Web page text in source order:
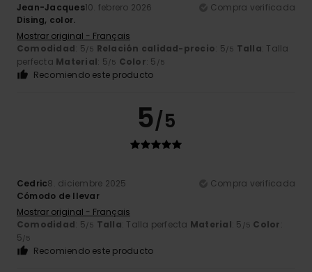
Jean-Jacques10. febrero 2026
Compra verificada
Dising, color.
Mostrar original - Français
Comodidad: 5/5 Relación calidad-precio: 5/5 Talla: Talla
perfecta Material: 5/5 Color: 5 /5
Recomiendo este producto
5/5
Cedric8. diciembre 2025
Compra verificada
Cómodo de llevar
Mostrar original - Français
Comodidad: 5/5 Talla: Talla perfecta Material: 5 /5 Color:
5/5
Recomiendo este producto